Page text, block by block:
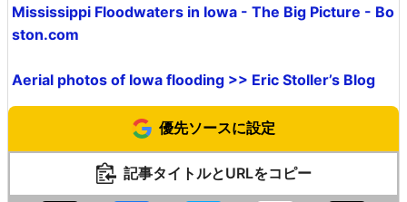
Mississippi Floodwaters in Iowa - The Big Picture - Bo
ston.com
Aerial photos of Iowa flooding >> Eric Stoller’s Blog
優先ソースに設定
記事タイトルとURLをコピー